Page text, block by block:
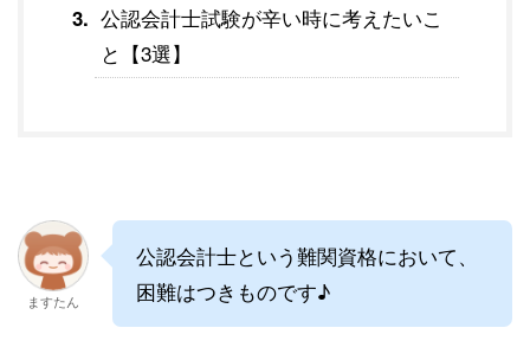
公認会計士試験が辛い時に考えたいこ
と【3選】
ますたん
公認会計士という難関資格において、
困難はつきものです♪